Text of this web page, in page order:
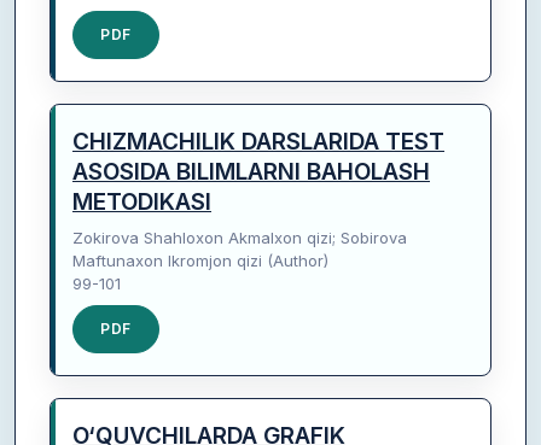
PDF
CHIZMACHILIK DARSLARIDA TEST
ASOSIDA BILIMLARNI BAHOLASH
METODIKASI
Zokirova Shahloxon Akmalxon qizi; Sobirova
Maftunaxon Ikromjon qizi (Author)
99-101
PDF
O‘QUVCHILARDA GRAFIK